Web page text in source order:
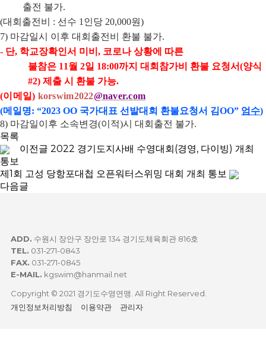
출전 불가.
(대회출전비 : 선수 1 인당 20,000원)
7) 마감일시 이후 대회출전비 환불 불가.
- 단, 학교장확인서 미비 , 코로나 상황에 따른
불참은 11월 2일 18:00까지 대회참가비 환불 요청서(양식
#2) 제출 시 환불 가능.
(이메일) korswim2022@naver.com
(메일명: “2023 OO 국가대표 선발대회 환불요청서 김OO” 엄수)
8) 마감일이후 소속변경(이적)시 대회출전 불가.
목록
이전글 2022 경기도지사배 수영대회(경영, 다이빙) 개최
통보
제1회 고성 당항포대첩 오픈워터스위밍 대회 개최 통보
다음글
ADD. 수원시 장안구 장안로 134 경기도체육회관 816호
TEL. 031-271-0843
FAX. 031-271-0845
E-MAIL. kgswim@hanmail.net
Copyright © 2021 경기도수영연맹. All Right Reserved.
개인정보처리방침
이용약관 관리자